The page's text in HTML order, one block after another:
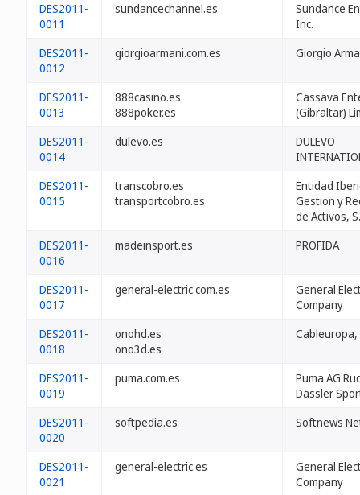
DES2011-
0011
sundancechannel.es
Sundance
Inc.
DES2011-
0012
giorgioarmani.com.es Giorgio
DES2011-
0013
888casino.es
888poker.es
Cassava
(Gibraltar)
DES2011-
0014
dulevo.es
DULEVO
DES2011-
0015
transcobro.es
transportcobro.es
Entidad
Gestion y
de Activos,
DES2011-
0016
madeinsport.es PROFIDA
DES2011-
0017
general-electric.com.es
General
Company
DES2011-
0018
onohd.es
ono3d.es
Cableuropa,
DES2011-
0019
puma.com.es
Puma AG
Dassler
DES2011-
0020
softpedia.es Softnews
DES2011-
0021
general-electric.es
General
Company